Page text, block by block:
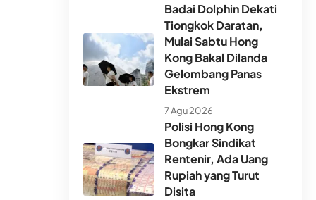
Badai Dolphin Dekati
Tiongkok Daratan,
Mulai Sabtu Hong
Kong Bakal Dilanda
Gelombang Panas
Ekstrem
7 Agu 2026
Polisi Hong Kong
Bongkar Sindikat
Rentenir, Ada Uang
Rupiah yang Turut
Disita